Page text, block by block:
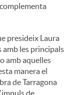
presideix Laura
amb les principals
amb aquelles
manera el
de Tarragona
de